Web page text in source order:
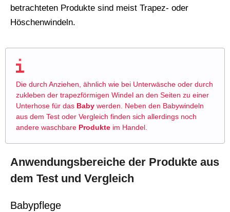
betrachteten Produkte sind meist Trapez- oder
Höschenwindeln.
Die durch Anziehen, ähnlich wie bei Unterwäsche oder durch
zukleben der trapezförmigen Windel an den Seiten zu einer
Unterhose für das Baby werden. Neben den Babywindeln
aus dem Test oder Vergleich finden sich allerdings noch
andere waschbare Produkte im Handel.
Anwendungsbereiche der Produkte aus
dem Test und Vergleich
Babypflege